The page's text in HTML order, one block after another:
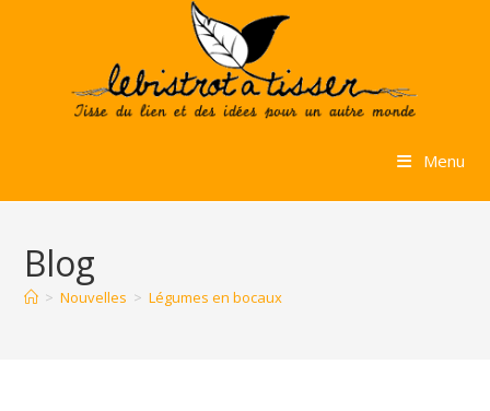
Menu
Blog
> Nouvelles > Légumes en bocaux